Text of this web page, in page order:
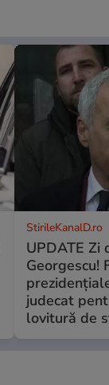
StirileKanalD.ro
UPDATE Zi
Georgescu!
judecat
lovitură de